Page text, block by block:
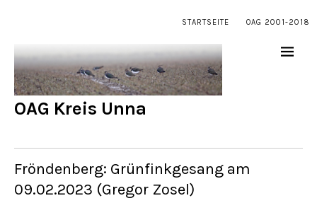
STARTSEITE OAG 2001-2018
OAG Kreis Unna
Fröndenberg: Grünfinkgesang am
09.02.2023 (Gregor Zosel)